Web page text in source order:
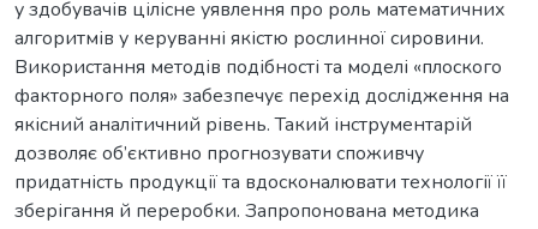
у здобувачів цілісне уявлення про роль математичних
алгоритмів у керуванні якістю рослинної сировини.
Використання методів подібності та моделі «плоского
факторного поля» забезпечує перехід дослідження на
якісний аналітичний рівень. Такий інструментарій
дозволяє об’єктивно прогнозувати споживчу
придатність продукції та вдосконалювати технології її
зберігання й переробки. Запропонована методика